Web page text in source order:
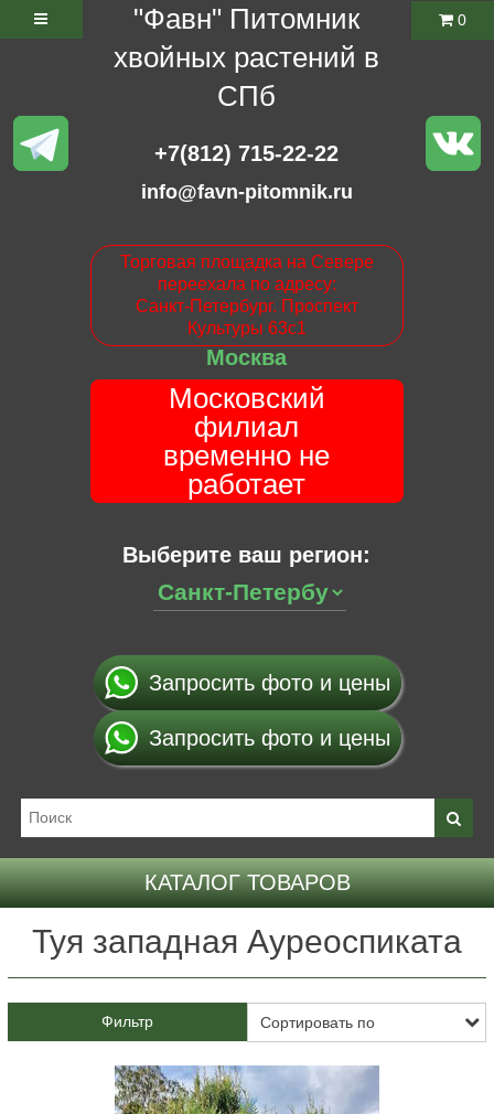
"Фавн" Питомник
хвойных растений в
СПб
+7(812) 715-22-22
info@favn-pitomnik.ru
Торговая площадка на Севере
переехала по адресу:
Санкт-Петербург. Проспект
Культуры 63с1
Москва
Московский
филиал
временно не
работает
Выберите ваш регион:
0
Запросить фото и цены
Запросить фото и цены
КАТАЛОГ ТОВАРОВ
Туя западная Ауреоспиката
Фильтр